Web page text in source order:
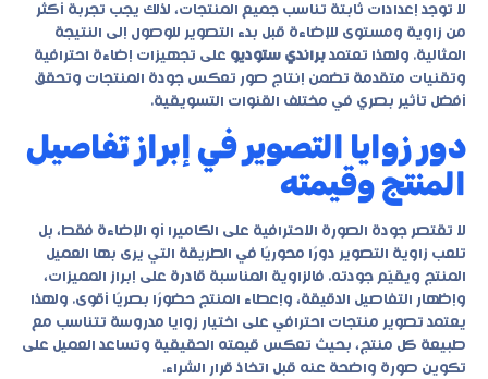
لا توجد إعدادات ثابتة تناسب جميع المنتجات، لذلك يجب تجربة أكثر
من زاوية ومستوى للإضاءة قبل بدء التصوير للوصول إلى النتيجة
المثالية. ولهذا تعتمد براندي ستوديو على تجهيزات إضاءة احترافية
وتقنيات متقدمة تضمن إنتاج صور تعكس جودة المنتجات وتحقق
أفضل تأثير بصري في مختلف القنوات التسويقية.
دور زوايا التصوير في إبراز تفاصيل
المنتج وقيمته
لا تقتصر جودة الصورة الاحترافية على الكاميرا أو الإضاءة فقط، بل
تلعب زاوية التصوير دورًا محوريًا في الطريقة التي يرى بها العميل
المنتج ويقيّم جودته. فالزاوية المناسبة قادرة على إبراز المميزات،
وإظهار التفاصيل الدقيقة، وإعطاء المنتج حضورًا بصريًا أقوى. ولهذا
يعتمد تصوير منتجات احترافي على اختيار زوايا مدروسة تتناسب مع
طبيعة كل منتج، بحيث تعكس قيمته الحقيقية وتساعد العميل على
تكوين صورة واضحة عنه قبل اتخاذ قرار الشراء.